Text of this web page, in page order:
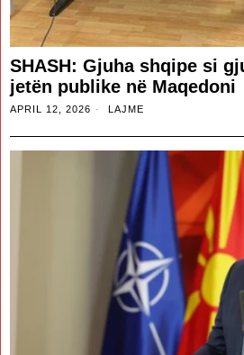
SHASH: Gjuha shqipe si
jetën publike në Maqedoni
APRIL 12, 2026 LAJME